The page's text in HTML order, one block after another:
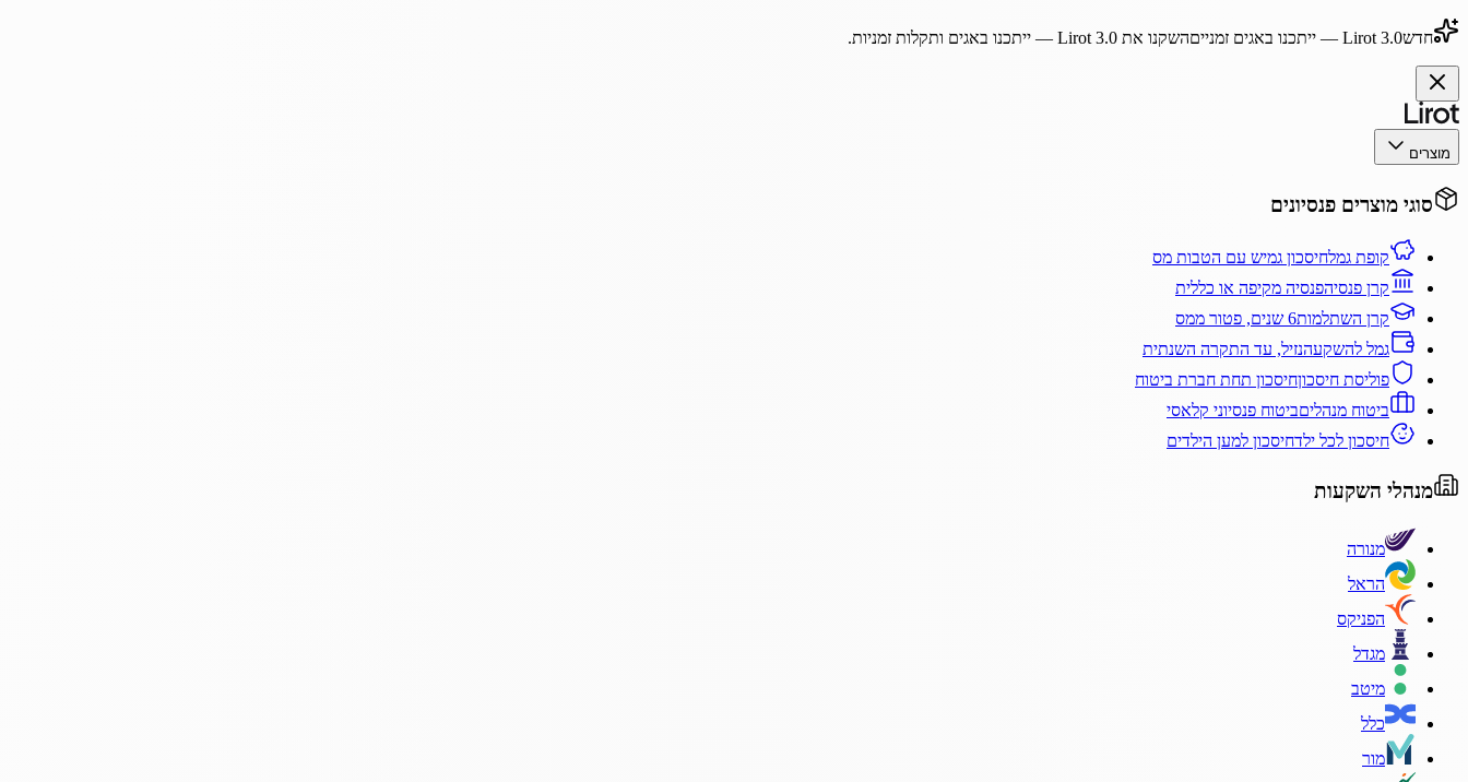
חדשLirot 3.0 — ייתכנו באגים זמנייםהשקנו את Lirot 3.0 — ייתכנו באגים ותקלות זמניות.
מוצרים
סוגי מוצרים פנסיונים
קופת גמלחיסכון גמיש עם הטבות מס
קרן פנסיהפנסיה מקיפה או כללית
קרן השתלמות6 שנים, פטור ממס
גמל להשקעהנזיל, עד התקרה השנתית
פוליסת חיסכוןחיסכון תחת חברת ביטוח
ביטוח מנהליםביטוח פנסיוני קלאסי
חיסכון לכל ילדחיסכון למען הילדים
מנהלי השקעות
מנורה
הראל
הפניקס
מגדל
מיטב
כלל
מור